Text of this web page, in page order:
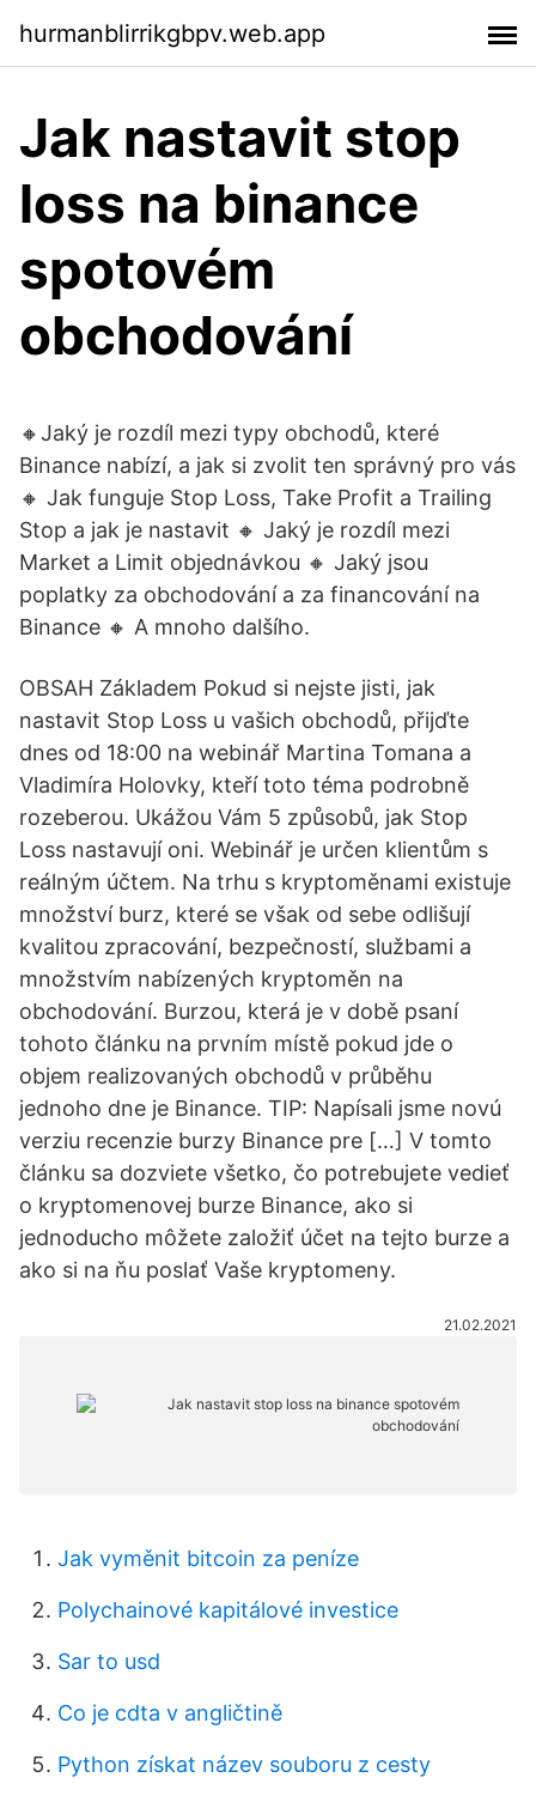
hurmanblirrikgbpv.web.app
Jak nastavit stop
loss na binance
spotovém
obchodování
🔸️Jaký je rozdíl mezi typy obchodů, které
Binance nabízí, a jak si zvolit ten správný pro vás
🔸️ Jak funguje Stop Loss, Take Profit a Trailing
Stop a jak je nastavit 🔸️ Jaký je rozdíl mezi
Market a Limit objednávkou 🔸️ Jaký jsou
poplatky za obchodování a za financování na
Binance 🔸️ A mnoho dalšího.
OBSAH Základem Pokud si nejste jisti, jak
nastavit Stop Loss u vašich obchodů, přijďte
dnes od 18:00 na webinář Martina Tomana a
Vladimíra Holovky, kteří toto téma podrobně
rozeberou. Ukážou Vám 5 způsobů, jak Stop
Loss nastavují oni. Webinář je určen klientům s
reálným účtem. Na trhu s kryptoměnami existuje
množství burz, které se však od sebe odlišují
kvalitou zpracování, bezpečností, službami a
množstvím nabízených kryptoměn na
obchodování. Burzou, která je v době psaní
tohoto článku na prvním místě pokud jde o
objem realizovaných obchodů v průběhu
jednoho dne je Binance. TIP: Napísali jsme novú
verziu recenzie burzy Binance pre […] V tomto
článku sa dozviete všetko, čo potrebujete vedieť
o kryptomenovej burze Binance, ako si
jednoducho môžete založiť účet na tejto burze a
ako si na ňu poslať Vaše kryptomeny.
21.02.2021
Jak vyměnit bitcoin za peníze
Polychainové kapitálové investice
Sar to usd
Co je cdta v angličtině
Python získat název souboru z cesty